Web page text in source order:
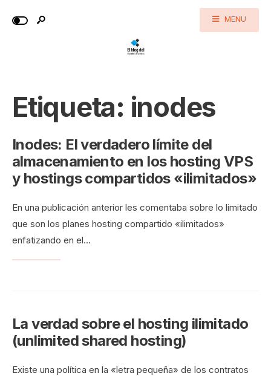
MENU
Etiqueta: inodes
Inodes: El verdadero límite del
almacenamiento en los hosting VPS
y hostings compartidos «ilimitados»
En una publicación anterior les comentaba sobre lo limitado
que son los planes hosting compartido «ilimitados»
enfatizando en el...
La verdad sobre el hosting ilimitado
(unlimited shared hosting)
Existe una política en la «letra pequeña» de los contratos